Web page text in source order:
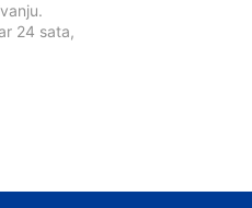
24 sata,